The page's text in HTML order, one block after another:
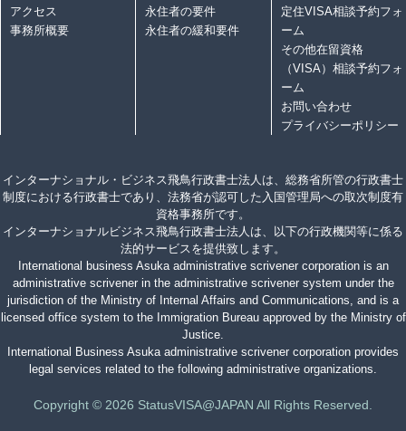
アクセス
事務所概要
永住者の要件
永住者の緩和要件
定住VISA相談予約フォ
ーム
その他在留資格
（VISA）相談予約フォ
ーム
お問い合わせ
プライバシーポリシー
インターナショナル・ビジネス飛鳥行政書士法人は、総務省所管の行政書士
制度における行政書士であり、法務省が認可した入国管理局への取次制度有
資格事務所です。
インターナショナルビジネス飛鳥行政書士法人は、以下の行政機関等に係る
法的サービスを提供致します。
International business Asuka administrative scrivener corporation is an
administrative scrivener in the administrative scrivener system under the
jurisdiction of the Ministry of Internal Affairs and Communications, and is a
licensed office system to the Immigration Bureau approved by the Ministry of
Justice.
International Business Asuka administrative scrivener corporation provides
legal services related to the following administrative organizations.
Copyright © 2026 StatusVISA@JAPAN All Rights Reserved.